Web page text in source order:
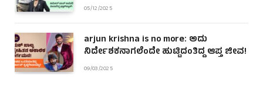
05/12/2025
arjun krishna is no more: ಅದು
ನಿರ್ದೇಶಕನಾಗಲೆಂದೇ ಹುಟ್ಟಿದಂತಿದ್ದ ಆಪ್ತ ಜೀವ!
09/03/2025